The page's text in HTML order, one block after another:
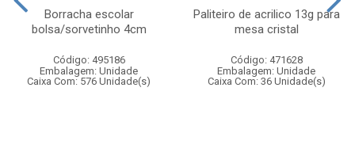
Borracha escolar
bolsa/sorvetinho 4cm
Código: 495186
Embalagem: Unidade
Caixa Com: 576 Unidade(s)
Paliteiro de acrilico 13g para
mesa cristal
Código: 471628
Embalagem: Unidade
Caixa Com: 36 Unidade(s)